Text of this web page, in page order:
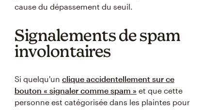
cause du dépassement du seuil.
Signalements de spam
involontaires
Si quelqu'un clique accidentellement sur ce
bouton « signaler comme spam » et que cette
personne est catégorisée dans les plaintes pour